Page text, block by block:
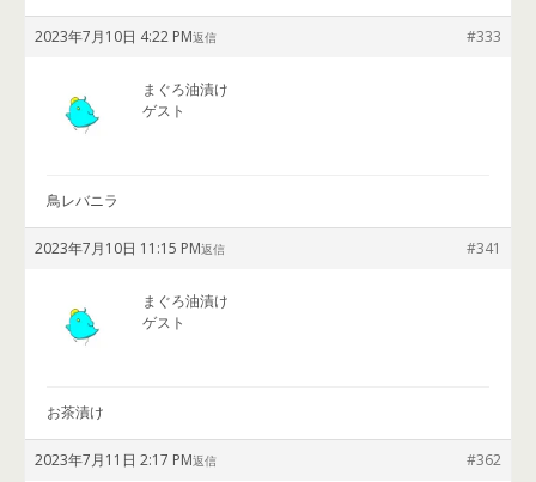
2023年7月10日 4:22 PM #333
返信
まぐろ油漬け
ゲスト
鳥レバニラ
2023年7月10日 11:15 PM #341
返信
まぐろ油漬け
ゲスト
お茶漬け
2023年7月11日 2:17 PM #362
返信